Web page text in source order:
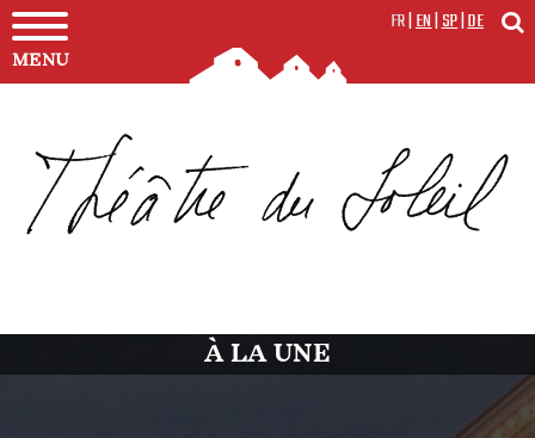
MENU
FR|EN|SP|DE
À LA UNE